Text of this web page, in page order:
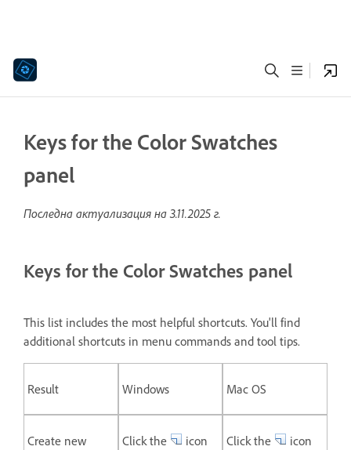
Keys for the Color Swatches
panel
Последна актуализация на 3.11.2025 г.
Keys for the Color Swatches panel
This list includes the most helpful shortcuts. You'll find
additional shortcuts in menu commands and tool tips.
Result Windows Mac OS
Create new
Click the
icon
Click the
icon